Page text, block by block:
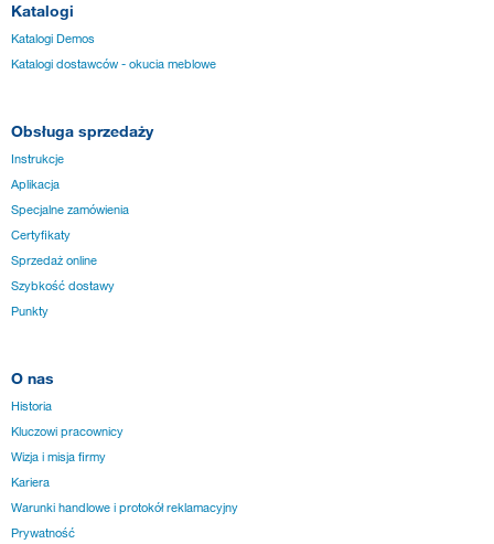
Katalogi
Katalogi Demos
Katalogi dostawców - okucia meblowe
Obsługa sprzedaży
Instrukcje
Aplikacja
Specjalne zamówienia
Certyfikaty
Sprzedaż online
Szybkość dostawy
Punkty
O nas
Historia
Kluczowi pracownicy
Wizja i misja firmy
Kariera
Warunki handlowe i protokół reklamacyjny
Prywatność